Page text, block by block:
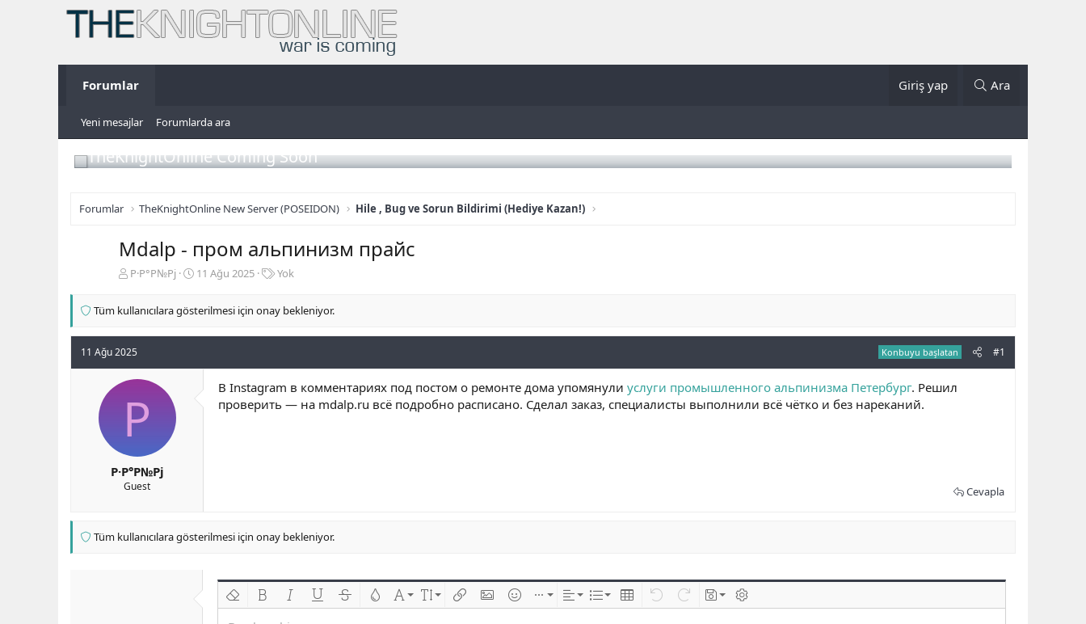
Forumlar Giriş yap Ara
Yeni mesajlar Forumlarda ara
TheKnightOnline Coming Soon
Forumlar TheKnightOnline New Server (POSEIDON) Hile , Bug ve Sorun Bildirimi (Hediye Kazan!)
Mdalp - пром альпинизм прайс
K
b
y
u
ş
n
Р·Р°Р№Рј
B
l
11 Ağu 2025
E
k
r
Yok
Tüm kullanıcılara gösterilmesi için onay bekleniyor.
11 Ağu 2025 Konbuyu başlatan #1
Р
Р·Р°Р№Рј
Guest
В Instagram в комментариях под постом о ремонте дома упомянули услуги промышленного альпинизма Петербург. Решил
проверить — на mdalp.ru всё подробно расписано. Сделал заказ, специалисты выполнили всё чётко и без нареканий.
Cevapla
Tüm kullanıcılara gösterilmesi için onay bekleniyor.
Biçimlendirmeyi kaldır
KalınYatıkAltını çizÜzeri çizikMetin rengi
Font ailesiFont boyutu
Link ekleResim ekle
İfadeler
Ekle Hizalama
ListInsert table
Geri alileri alTaslaklar
BB kodunu değiştir